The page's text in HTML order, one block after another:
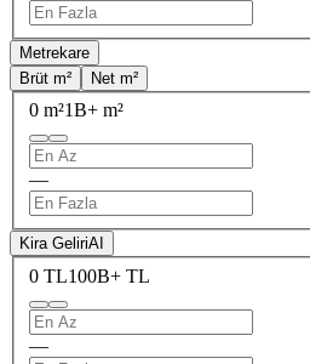
Metrekare
Brüt m²
Net m²
0 m²1B+ m²
—
Kira GeliriAI
0 TL100B+ TL
—